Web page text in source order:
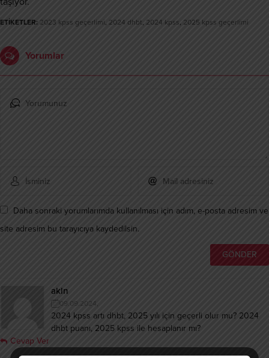
ETİKETLER: 2023 kpss geçerlimi, 2024 dhbt, 2024 kpss , 2025 kpss geçerlimi
Yorumlar
Daha sonraki yorumlarımda kullanılması için adım, e-posta adresim ve
site adresim bu tarayıcıya kaydedilsin.
akln
09.09.2024,
2024 kpss artı dhbt, 2025 yılı için geçerli olur mu? 2024
dhbt puanı, 2025 kpss ile hesaplanır mı?
Cevap Ver